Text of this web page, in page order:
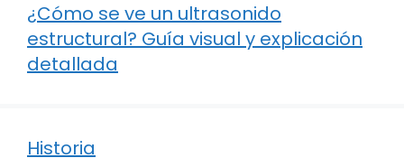
¿Cómo se ve un ultrasonido
estructural? Guía visual y explicación
detallada
Historia